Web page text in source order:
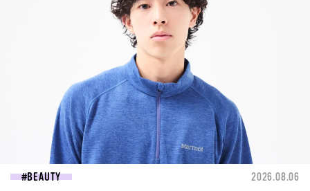
BEAUTY 2026.08.06